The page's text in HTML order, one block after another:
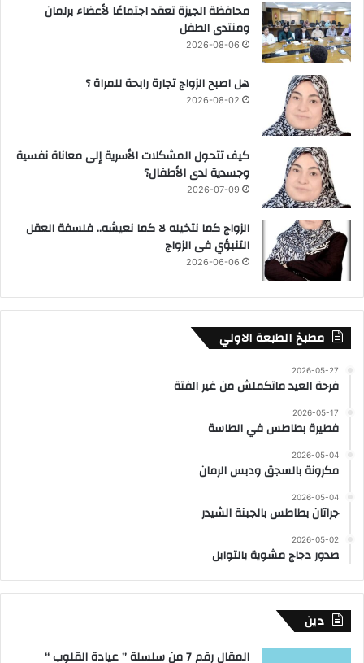
محافظة الجيزة تعقد اجتماعًا لأعضاء برلمان
ومنتدى الطفل
2026-08-06
هل اصبح الزواج تجارة رابحة للمراة ؟
2026-08-02
كيف تتحول المشكلات الأسرية إلى معاناة نفسية
وجسدية لدى الأطفال؟
2026-07-09
الزواج كما نتخيله لا كما نعيشه.. فلسفة العقل
التنبؤي فى الزواج
2026-06-06
مطبخ الطبعة الاولي
2026-05-27
فرحة العيد ماتكملش من غير الفتة
2026-05-17
فطيرة بطاطس في الطاسة
2026-05-04
مكرونة بالسجق ودبس الرمان
2026-05-04
جراتان بطاطس بالجبنة الشيدر
2026-05-02
صدور دجاج مشوية بالتوابل
دين
المقال رقم 7 من سلسلة ” عيادة القلوب “